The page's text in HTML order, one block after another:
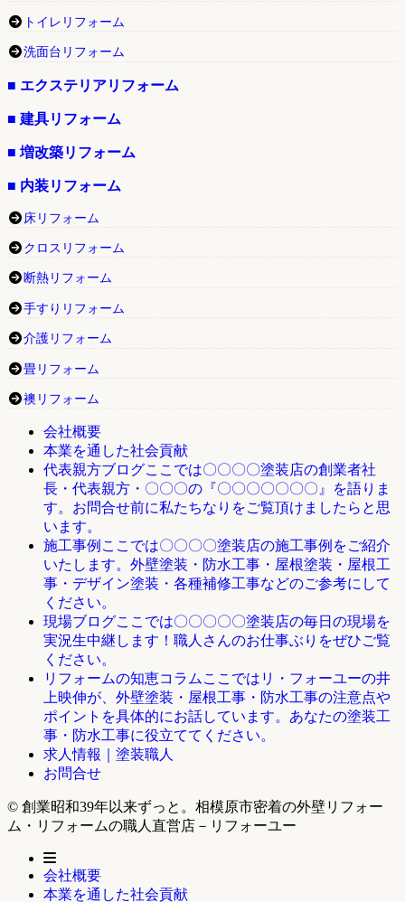
トイレリフォーム
洗面台リフォーム
■ エクステリアリフォーム
■ 建具リフォーム
■ 増改築リフォーム
■ 内装リフォーム
床リフォーム
クロスリフォーム
断熱リフォーム
手すりリフォーム
介護リフォーム
畳リフォーム
襖リフォーム
会社概要
本業を通した社会貢献
代表親方ブログここでは〇〇〇〇塗装店の創業者社
長・代表親方・〇〇〇の『〇〇〇〇〇〇〇』を語りま
す。お問合せ前に私たちなりをご覧頂けましたらと思
います。
施工事例 ここでは〇〇〇〇塗装店の施工事例をご紹介
いたします。外壁塗装・防水工事・屋根塗装・屋根工
事・デザイン塗装・各種補修工事などのご参考にして
ください。
現場ブログここでは〇〇〇〇〇塗装店の毎日の現場を
実況生中継します！職人さんのお仕事ぶりをぜひご覧
ください。
リフォームの知恵コラム ここではリ・フォーユーの井
上映伸が、外壁塗装・屋根工事・防水工事の注意点や
ポイントを具体的にお話しています。あなたの塗装工
事・防水工事に役立ててください。
求人情報｜塗装職人
お問合せ
© 創業昭和39年以来ずっと。相模原市密着の外壁リフォー
ム・リフォームの職人直営店－リフォーユー
会社概要
本業を通した社会貢献